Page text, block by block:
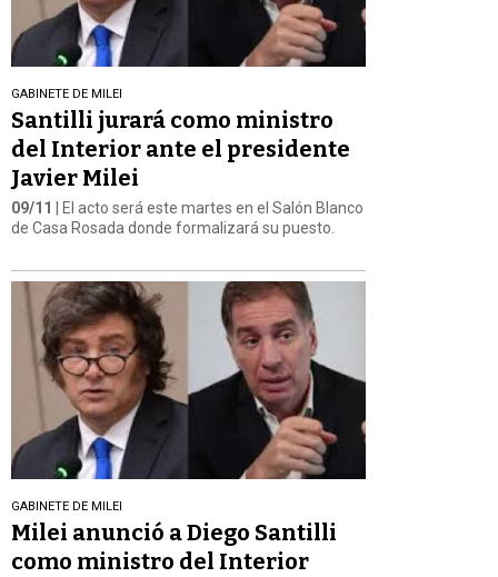
GABINETE DE MILEI
Santilli jurará como ministro
del Interior ante el presidente
Javier Milei
09/11
| El acto será este martes en el Salón Blanco
de Casa Rosada donde formalizará su puesto.
GABINETE DE MILEI
Milei anunció a Diego Santilli
como ministro del Interior